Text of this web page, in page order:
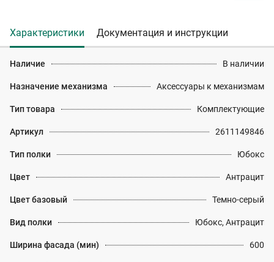
Характеристики Документация и инструкции
Наличие В наличии
Назначение механизма Аксессуары к механизмам
Тип товара Комплектующие
Артикул 2611149846
Тип полки Юбокс
Цвет Антрацит
Цвет базовый Темно-серый
Вид полки Юбокс, Антрацит
Ширина фасада (мин) 600